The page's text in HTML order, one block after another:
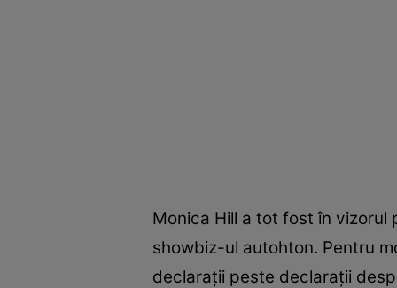
Monica Hill a tot fost în
showbiz-ul autohton. Pentru
declarații peste declarații